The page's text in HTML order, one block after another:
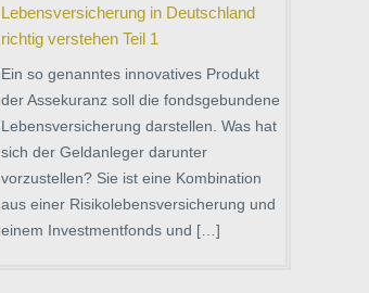
Lebensversicherung in Deutschland
richtig verstehen Teil 1
Ein so genanntes innovatives Produkt
der Assekuranz soll die fondsgebundene
Lebensversicherung darstellen. Was hat
sich der Geldanleger darunter
vorzustellen? Sie ist eine Kombination
aus einer Risikolebensversicherung und
einem Investmentfonds und […]